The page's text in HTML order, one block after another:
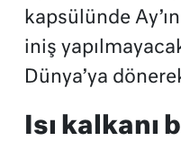
kapsülünde
iniş
Dünya’ya
Isı kalkanı